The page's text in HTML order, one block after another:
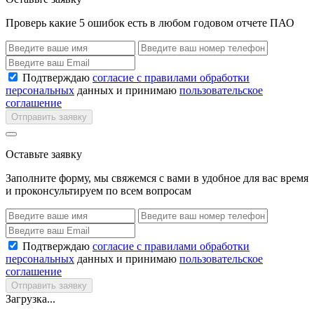
Проверь какие 5 ошибок есть в любом годовом отчете ПАО
Подтверждаю согласие с правилами обработки
персональных данных и принимаю пользовательское
соглашение
Отправить заявку
Оставьте заявку
Заполните форму, мы свяжемся с вами в удобное для вас время
и проконсультируем по всем вопросам
Подтверждаю согласие с правилами обработки
персональных данных и принимаю пользовательское
соглашение
Отправить заявку
Загрузка...